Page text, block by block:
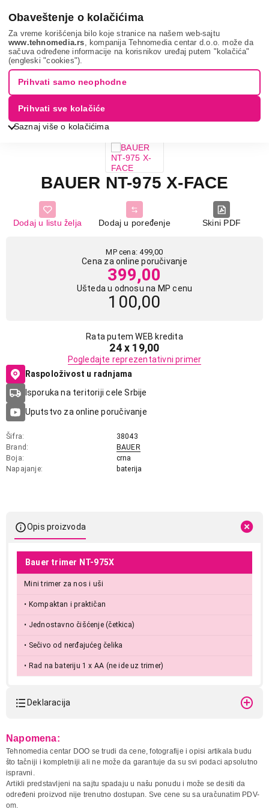
Obaveštenje o kolačićima
Za vreme korišćenja bilo koje stranice na našem web-sajtu
www.tehnomedia.rs , kompanija Tehnomedia centar d.o.o. može da
sačuva određene informacije na korisnikov uređaj putem "kolačića"
(engleski "cookies").
Saznaj više o kolačićima
Prihvati samo neophodne
Prihvati sve kolačiće
Nega tela, lepota i zdravlje Muška nega
Mašinice za
šišanje i trimeri
Bauer nt-975 x-...
20% UŠTEDA.
BAUER NT-975 X-FACE
Skini PDF
Dodaj u poređenje
Dodaj u listu želja
MP cena: 499,00
Cena za online poručivanje
399,00
Ušteda u odnosu na MP cenu
100,00
Rata putem WEB kredita
24 x 19,00
Pogledajte reprezentativni primer
Raspoloživost u radnjama
Isporuka na teritoriji cele Srbije
Uputstvo za online poručivanje
Šifra
38043
Brand
BAUER
Boja
crna
Napajanje
baterija
Opis proizvoda
Bauer trimer NT-975X
Mini trimer za nos i uši
• Kompaktan i praktičan
• Jednostavno čišćenje (četkica)
• Sečivo od nerđajućeg čelika
• Rad na bateriju 1 x AA (ne ide uz trimer)
Deklaracija
Naziv i vrsta robe:
TRIMER
Uvoznik:
WORTS TEAM
Zemlja porekla:
Prava potrošača:
Zagarantovana sva prava
Napomena:
Tehnomedia centar DOO se trudi da cene, fotografije i opisi artikala budu
što tačniji i kompletniji ali ne može da garantuje da su svi podaci apsolutno
ispravni.
Artikli predstavljeni na sajtu spadaju u našu ponudu i može se desiti da
određeni proizvod nije trenutno dostupan. Sve cene su sa uračunatim PDV-
om.